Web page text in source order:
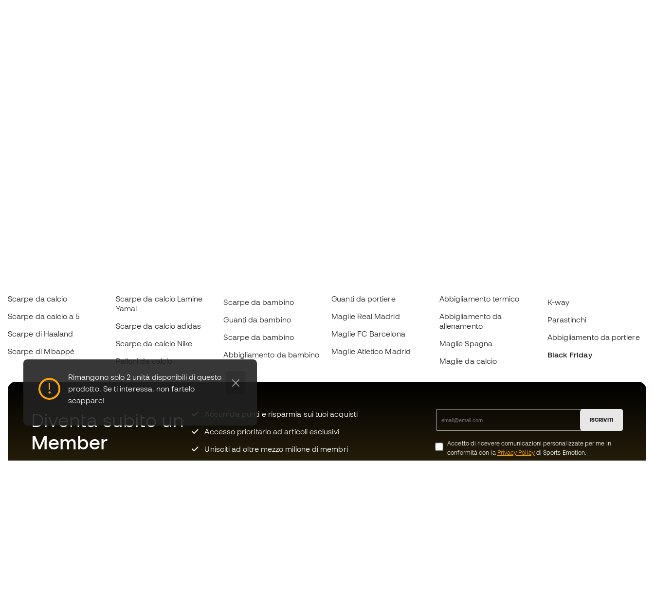
Rimangono solo 2 unità disponibili di questo
prodotto. Se ti interessa, non fartelo
scappare!
Scarpe da calcio
Scarpe da calcio a 5
Scarpe di Haaland
Scarpe di Mbappé
Scarpe da calcio Lamine
Yamal
Scarpe da calcio adidas
Scarpe da calcio Nike
Palloni da calcio
Scarpe da bambino
Guanti da bambino
Scarpe da bambino
Abbigliamento da bambino
Guanti da portiere
Maglie Real Madrid
Maglie FC Barcelona
Maglie Atletico Madrid
Abbigliamento termico
Abbigliamento da
allenamento
Maglie Spagna
Maglie da calcio
K-way
Parastinchi
Abbigliamento da portiere
Black Friday
Diventa subito un
Member
Accumula punti e risparmia sui tuoi acquisti
Accesso prioritario ad articoli esclusivi
Unisciti ad oltre mezzo milione di membri
ISCRIVITI
Accetto di ricevere comunicazioni personalizzate per me in
conformità con la Privacy Policydi Sports Emotion.